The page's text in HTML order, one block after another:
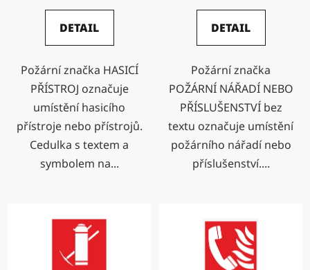
DETAIL
Požární značka HASICÍ
PŘÍSTROJ označuje
umístění hasicího
přístroje nebo přístrojů.
Cedulka s textem a
symbolem na...
DETAIL
Požární značka
POŽÁRNÍ NÁŘADÍ NEBO
PŘÍSLUŠENSTVÍ bez
textu označuje umístění
požárního nářadí nebo
příslušenství....